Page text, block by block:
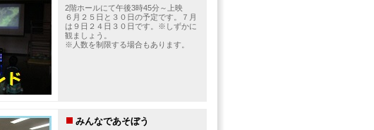
2階ホールにて午後3時45分～上映
６月２５日と３０日の予定です。７月
は９日２４日３０日です。※しずかに
観ましょう。
※人数を制限する場合もあります。
みんなであそぼう